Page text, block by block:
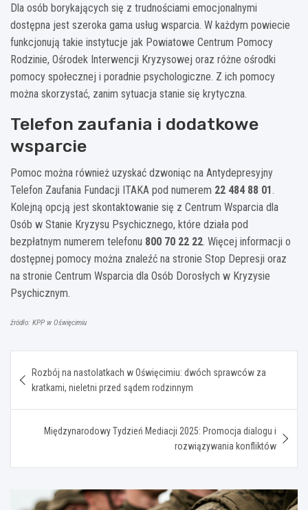
Dla osób borykających się z trudnościami emocjonalnymi
dostępna jest szeroka gama usług wsparcia. W każdym powiecie
funkcjonują takie instytucje jak Powiatowe Centrum Pomocy
Rodzinie, Ośrodek Interwencji Kryzysowej oraz różne ośrodki
pomocy społecznej i poradnie psychologiczne. Z ich pomocy
można skorzystać, zanim sytuacja stanie się krytyczna.
Telefon zaufania i dodatkowe
wsparcie
Pomoc można również uzyskać dzwoniąc na Antydepresyjny
Telefon Zaufania Fundacji ITAKA pod numerem 22 484 88 01.
Kolejną opcją jest skontaktowanie się z Centrum Wsparcia dla
Osób w Stanie Kryzysu Psychicznego, które działa pod
bezpłatnym numerem telefonu 800 70 22 22. Więcej informacji o
dostępnej pomocy można znaleźć na stronie Stop Depresji oraz
na stronie Centrum Wsparcia dla Osób Dorosłych w Kryzysie
Psychicznym.
źródło: KPP w Oświęcimiu
wpisu
Rozbój na nastolatkach w Oświęcimiu: dwóch sprawców za
kratkami, nieletni przed sądem rodzinnym
Międzynarodowy Tydzień Mediacji 2025: Promocja dialogu i
rozwiązywania konfliktów